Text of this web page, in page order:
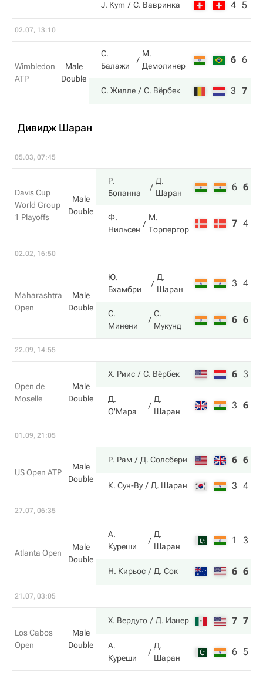
J. Kym С. Вавринка 4 5
02.07, 13:10
Wimbledon
ATP
Male
Double
С.
Балажи
М.
Демолинер
6 6
С. Жилле С. Вёрбек 3 7
Дивидж Шаран
05.03, 07:45
Davis Cup
World Group
1 Playoffs
Male
Double
Р.
Бопанна
Д.
Шаран
6 6
Ф.
Нильсен
М.
Торпергор
7 4
02.02, 16:50
Maharashtra
Open
Male
Double
Ю.
Бхамбри
Д.
Шаран
3 4
С.
Минени
С.
Мукунд
6 6
22.09, 14:55
Open de
Moselle
Male
Double
Х. Риис С. Вёрбек 6 3
Д.
О'Мара
Д.
Шаран
3 6
01.09, 21:05
US Open ATP
Male
Double
Р. Рам Д. Солсбери 6 6
К. Сун-Ву Д. Шаран 3 4
27.07, 06:35
Atlanta Open
Male
Double
А.
Куреши
Д.
Шаран
1 3
Н. Кирьос Д. Сок 6 6
21.07, 03:05
Los Cabos
Open
Male
Double
Х. Вердуго Д. Изнер 7 7
А.
Куреши
Д.
Шаран
6 5